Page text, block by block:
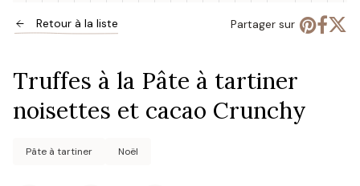
Retour à la liste Partager sur
Truffes à la Pâte à tartiner
noisettes et cacao Crunchy
Pâte à tartiner Noël